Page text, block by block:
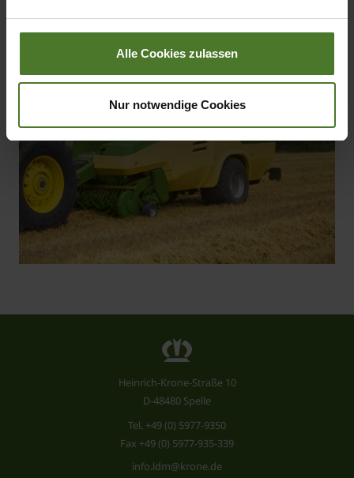
Alle Cookies zulassen
Nur notwendige Cookies
Heinrich-Krone-Straße 10
D-48480 Spelle
Tel. +49 (0) 5977-9350
Fax +49 (0) 5977-935-339
info.ldm@krone.de